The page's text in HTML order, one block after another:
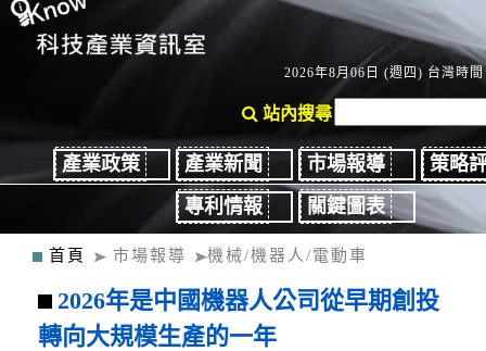
2026年8月06日 (週四) 台灣時間
站內搜尋
產業政策 產業新聞 市場報導
策略
專利情報
關鍵圖表
首頁 市場報導 機械/機器人/電動車
2026年是中國機器人公司從早期創投
轉向大規模生產的一年